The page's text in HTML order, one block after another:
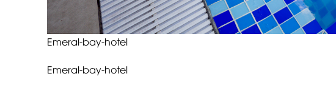
Emeral-bay-hotel
Emeral-bay-hotel